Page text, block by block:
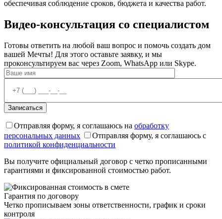
обеспечивая соблюдение сроков, бюджета и качества работ.
Видео-консультация со специалистом
Готовы ответить на любой ваш вопрос и помочь создать дом
вашей Мечты! Для этого оставьте заявку, и мы
проконсультируем вас через Zoom, WhatsApp или Skype.
Отправляя форму, я соглашаюсь на обработку
персональных данных
Отправляя форму, я соглашаюсь с
политикой конфиденциальности
Вы получите официальный договор с четко прописанными
гарантиями и фиксированной стоимостью работ.
Гарантия по договору
Четко прописываем зоны ответственности, график и сроки
контроля